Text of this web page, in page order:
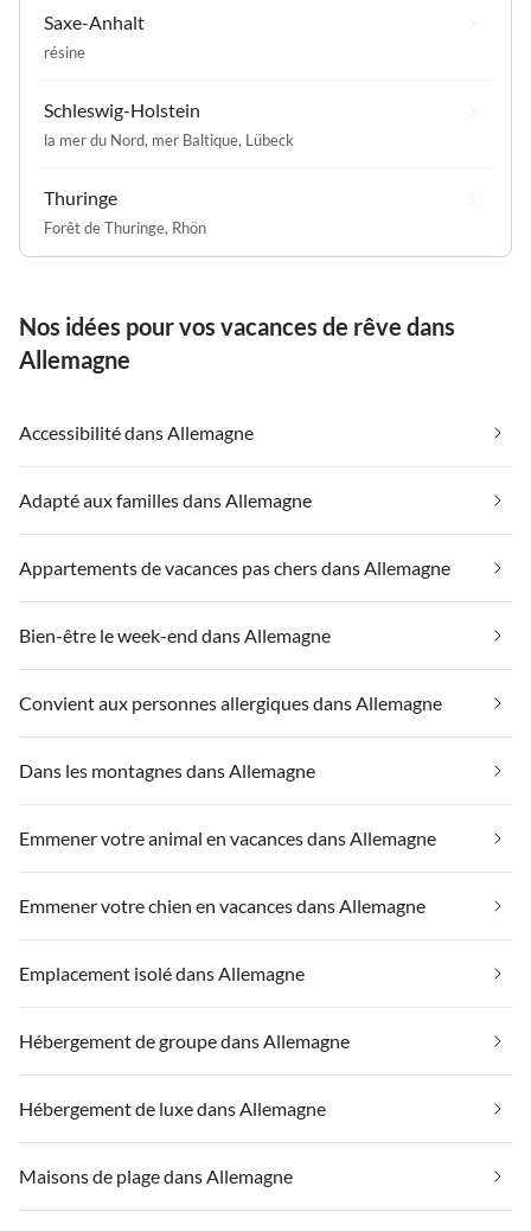
Saxe-Anhalt
résine
Schleswig-Holstein
la mer du Nord, mer Baltique, Lübeck
Thuringe
Forêt de Thuringe, Rhön
Nos idées pour vos vacances de rêve dans
Allemagne
Accessibilité dans Allemagne
Adapté aux familles dans Allemagne
Appartements de vacances pas chers dans Allemagne
Bien-être le week-end dans Allemagne
Convient aux personnes allergiques dans Allemagne
Dans les montagnes dans Allemagne
Emmener votre animal en vacances dans Allemagne
Emmener votre chien en vacances dans Allemagne
Emplacement isolé dans Allemagne
Hébergement de groupe dans Allemagne
Hébergement de luxe dans Allemagne
Maisons de plage dans Allemagne